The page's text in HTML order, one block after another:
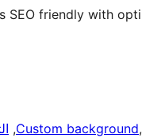
SEO friendly with
Custom background,
,